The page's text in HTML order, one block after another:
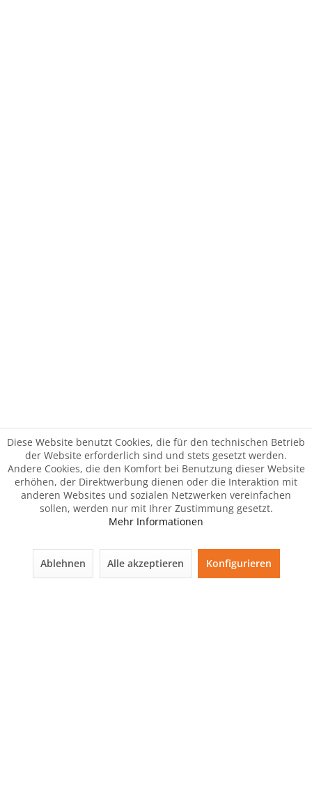
Diese Website benutzt Cookies, die für den technischen Betrieb
der Website erforderlich sind und stets gesetzt werden.
Andere Cookies, die den Komfort bei Benutzung dieser Website
erhöhen, der Direktwerbung dienen oder die Interaktion mit
anderen Websites und sozialen Netzwerken vereinfachen
sollen, werden nur mit Ihrer Zustimmung gesetzt.
Mehr Informationen
Ablehnen Alle akzeptieren Konfigurieren